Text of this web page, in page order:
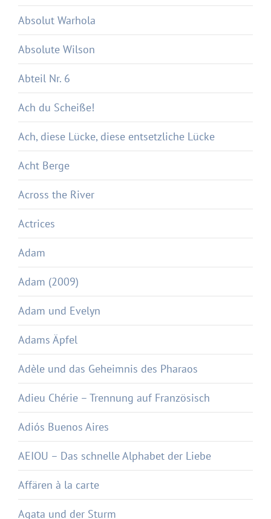
Absolut Warhola
Absolute Wilson
Abteil Nr. 6
Ach du Scheiße!
Ach, diese Lücke, diese entsetzliche Lücke
Acht Berge
Across the River
Actrices
Adam
Adam (2009)
Adam und Evelyn
Adams Äpfel
Adèle und das Geheimnis des Pharaos
Adieu Chérie – Trennung auf Französisch
Adiós Buenos Aires
AEIOU – Das schnelle Alphabet der Liebe
Affären à la carte
Agata und der Sturm